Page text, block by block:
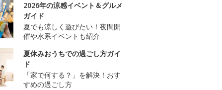
2026年の涼感イベント＆グルメ
ガイド
夏でも涼しく遊びたい！夜間開
催や水系イベントも紹介
夏休みおうちでの過ごし方ガイ
ド
「家で何する？」を解決！おす
すめの過ごし方